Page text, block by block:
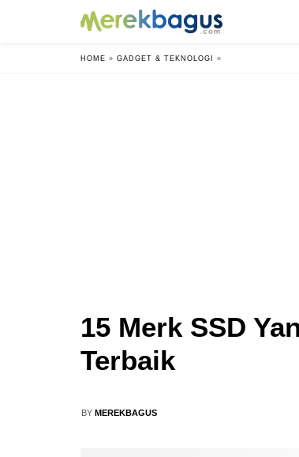
HOME » GADGET & TEKNOLOGI »
15 Merk SSD
Terbaik
BY MEREKBAGUS